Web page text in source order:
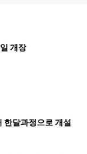
개장
한달과정으로 개설